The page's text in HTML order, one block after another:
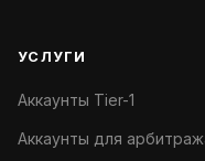
УСЛУГИ
Аккаунты Tier-1
Аккаунты для